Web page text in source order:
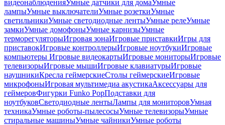
видеонаблюденияУмные датчики для домаУмные
лампыУмные выключателиУмные розеткиУмные
светильникиУмные светодиодные лентыУмные релеУмные
замкиУмные домофоныУмные карнизыУмные
терморегуляторыИгровая зонаИгровые приставкиИгры для
приставокИгровые контроллерыИгровые ноутбукиИгровые
компьютеры Игровые видеокартыИгровые мониторыИгровые
телевизорыИгровые мышиИгровые клавиатурыИгровые
наушникиКресла геймерскиеСтолы геймерскиеИгровые
микрофоныИгровая мультимедиа акустикаАксессуары для
геймеровФигурки Funko PopПодставки для
ноутбуковСветодиодные лентыЛампы для мониторовУмная
техникаУмные роботы-пылесосыУмные телевизорыУмные
стиральные машиныУмные чайникиУмные роботы